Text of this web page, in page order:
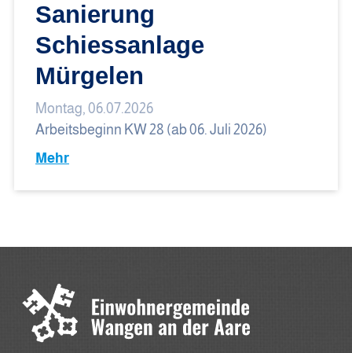
Sanierung
Schiessanlage
Mürgelen
Montag, 06.07.2026
Arbeitsbeginn KW 28 (ab 06. Juli 2026)
Mehr